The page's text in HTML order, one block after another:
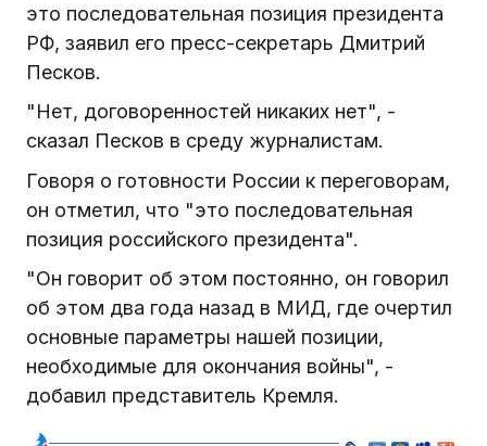
это последовательная позиция президента
РФ, заявил его пресс-секретарь Дмитрий
Песков.
"Нет, договоренностей никаких нет", -
сказал Песков в среду журналистам.
Говоря о готовности России к переговорам,
он отметил, что "это последовательная
позиция российского президента".
"Он говорит об этом постоянно, он говорил
об этом два года назад в МИД, где очертил
основные параметры нашей позиции,
необходимые для окончания войны", -
добавил представитель Кремля.